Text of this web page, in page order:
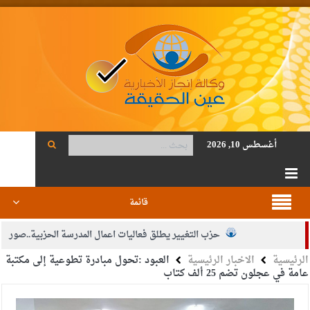
أغسطس 10, 2026
قائمة
حزب التغيير يطلق فعاليات اعمال المدرسة الحزبية..صور
الجيش يفتح باب التجنيد لحملة البكالوريوس في الحقوق والقانون
الرئيسية الاخبار الرئيسية العبود :تحول مبادرة تطوعية إلى مكتبة
عامة في عجلون تضم 25 ألف كتاب